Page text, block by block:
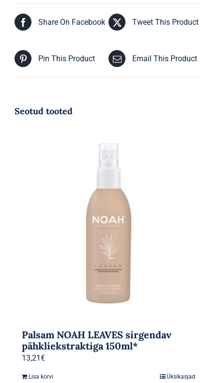
Share On Facebook Tweet This Product
Pin This Product Email This Product
Seotud tooted
Palsam NOAH LEAVES sirgendav
pähkliekstraktiga 150ml*
13,21€
Lisa korvi Üksikasjad